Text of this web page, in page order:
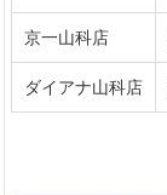
京一山科店
ダイアナ山科店